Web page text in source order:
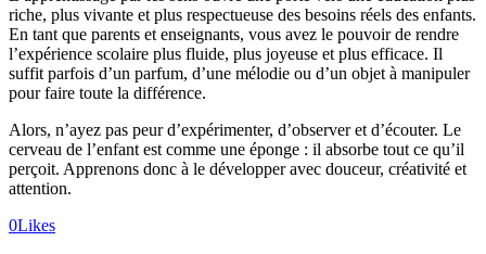
riche, plus vivante et plus respectueuse des besoins réels des enfants.
En tant que parents et enseignants, vous avez le pouvoir de rendre
l’expérience scolaire plus fluide, plus joyeuse et plus efficace. Il
suffit parfois d’un parfum, d’une mélodie ou d’un objet à manipuler
pour faire toute la différence.
Alors, n’ayez pas peur d’expérimenter, d’observer et d’écouter. Le
cerveau de l’enfant est comme une éponge : il absorbe tout ce qu’il
perçoit. Apprenons donc à le développer avec douceur, créativité et
attention.
0Likes